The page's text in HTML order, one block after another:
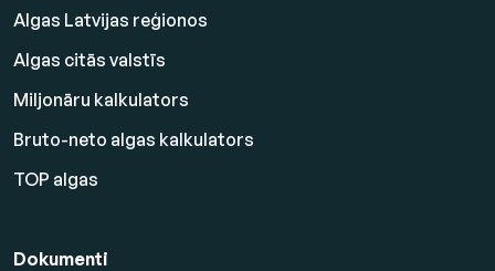
Algas Latvijas reģionos
Algas citās valstīs
Miljonāru kalkulators
Bruto-neto algas kalkulators
TOP algas
Dokumenti